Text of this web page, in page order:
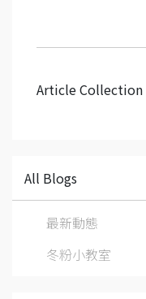
Article Collection
All Blogs
最新動態
冬粉小教室